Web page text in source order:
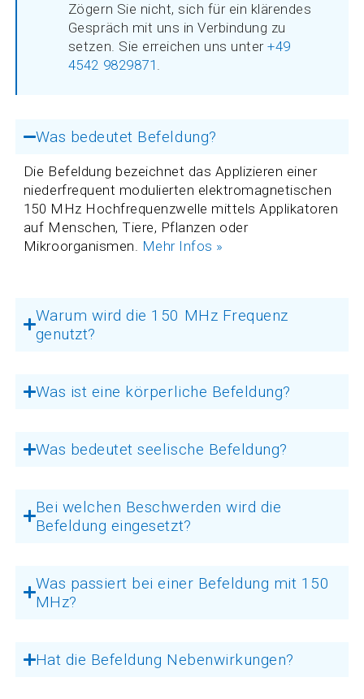
Zögern Sie nicht, sich für ein klärendes
Gespräch mit uns in Verbindung zu
setzen. Sie erreichen uns unter+49
4542 9829871 .
Was bedeutet Befeldung?
Die Befeldung bezeichnet das Applizieren einer
niederfrequent modulierten elektromagnetischen
150 MHz Hochfrequenzwelle mittels Applikatoren
auf Menschen, Tiere, Pflanzen oder
Mikroorganismen.
Mehr Infos »
Warum wird die 150 MHz Frequenz
genutzt?
Was ist eine körperliche Befeldung?
Was bedeutet seelische Befeldung?
Bei welchen Beschwerden wird die
Befeldung eingesetzt?
Was passiert bei einer Befeldung mit 150
MHz?
Hat die Befeldung Nebenwirkungen?